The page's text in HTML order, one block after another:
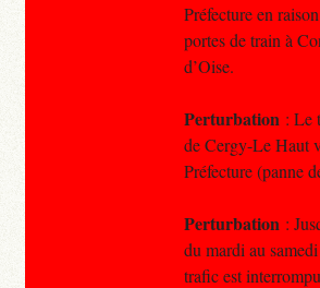
Préfecture en
portes de train à
d’Oise.
Perturbation : Le
de Cergy-Le Haut
Préfecture (panne
Perturbation :
du mardi au
trafic est